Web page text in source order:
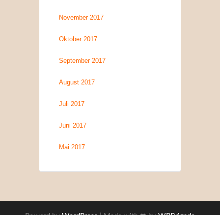
November 2017
Oktober 2017
September 2017
August 2017
Juli 2017
Juni 2017
Mai 2017